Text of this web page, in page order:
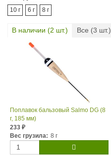
10 г
6 г 8 г
В наличии (2 шт.) Все (3 шт.)
Поплавок бальзовый Salmo DG (8
г, 185 мм)
233 ₽
Вес грузила: 8 г